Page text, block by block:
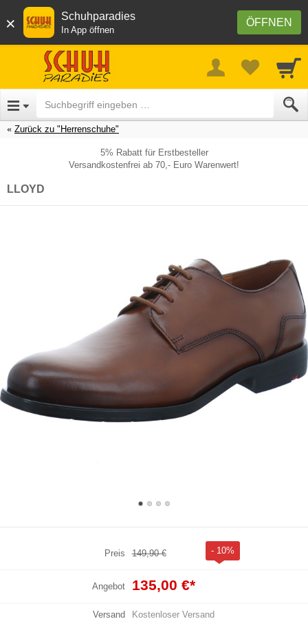
× ÖFFNEN
Schuhparadies
In App öffnen
Zurück zu "Herrenschuhe"
5% Rabatt für Erstbesteller
Versandkostenfrei ab 70,- Euro Warenwert!
LLOYD
Preis 149,90 € - 10%
Angebot 135,00 €*
Versand Kostenloser Versand